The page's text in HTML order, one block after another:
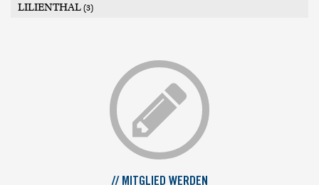
LILIENTHAL (3)
// MITGLIED WERDEN